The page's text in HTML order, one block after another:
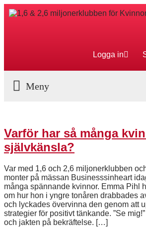
Logga in
Varför har så många
självkänsla?
Var med 1,6 och 2,6 miljonerklubben
monter på mässan Businesssinheart
många spännande kvinnor. Emma Pihl
om hur hon i yngre tonåren drabbades
och lyckades övervinna den genom att
strategier för positivt tänkande. ”Se
och jakten på bekräftelse. […]